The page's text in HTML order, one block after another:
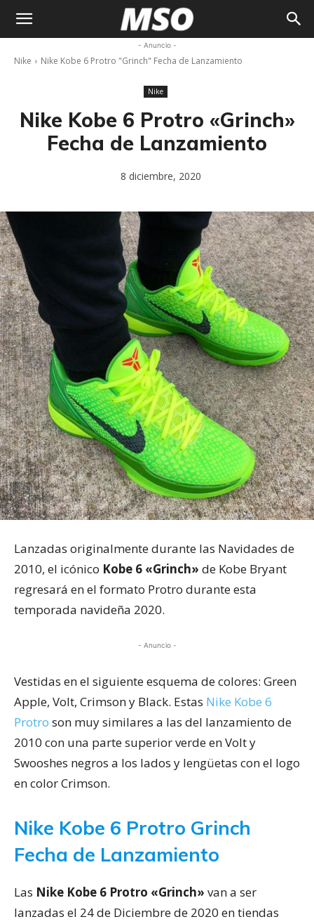
Sneaker
- Anuncio -
Nike Nike Kobe 6 Protro "Grinch" Fecha de Lanzamiento
Nike
Nike Kobe 6 Protro «Grinch»
Fecha de Lanzamiento
8 diciembre, 2020
Lanzadas originalmente durante las Navidades de
2010, el icónico Kobe 6 «Grinch» de Kobe Bryant
regresará en el formato Protro durante esta
temporada navideña 2020.
- Anuncio -
Vestidas en el siguiente esquema de colores: Green
Apple, Volt, Crimson y Black. Estas Nike Kobe 6
Protro son muy similares a las del lanzamiento de
2010 con una parte superior verde en Volt y
Swooshes negros a los lados y lengüetas con el logo
en color Crimson.
Nike Kobe 6 Protro Grinch
Fecha de Lanzamiento
Las Nike Kobe 6 Protro «Grinch» van a ser
lanzadas el 24 de Diciembre de 2020 en tiendas